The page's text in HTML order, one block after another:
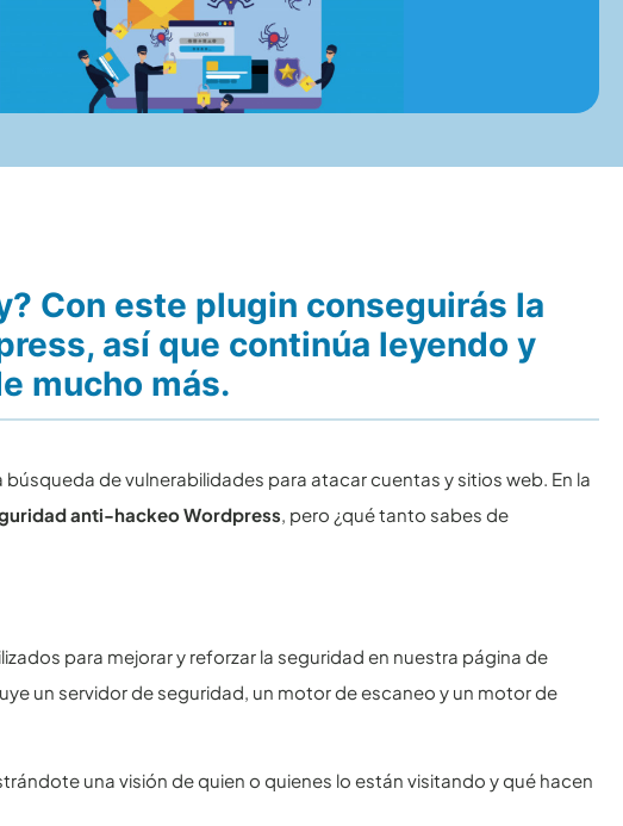
Con este plugin conseguirás la
así que continúa leyendo y
mucho más.
de vulnerabilidades para atacar cuentas y sitios web. En la
anti-hackeo Wordpress, pero ¿qué tanto sabes de
para mejorar y reforzar la seguridad en nuestra página de
un servidor de seguridad, un motor de escaneo y un motor de
una visión de quien o quienes lo están visitando y qué hacen